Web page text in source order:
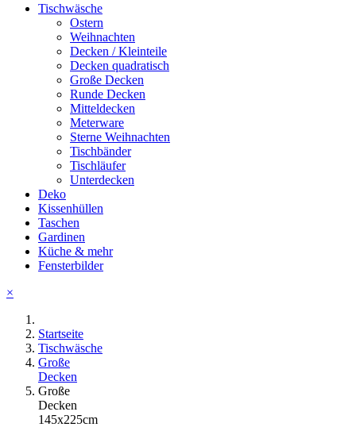
Tischwäsche
Ostern
Weihnachten
Decken / Kleinteile
Decken quadratisch
Große Decken
Runde Decken
Mitteldecken
Meterware
Sterne Weihnachten
Tischbänder
Tischläufer
Unterdecken
Deko
Kissenhüllen
Taschen
Gardinen
Küche & mehr
Fensterbilder
×
Startseite
Tischwäsche
Große
Decken
Große
Decken
145x225cm